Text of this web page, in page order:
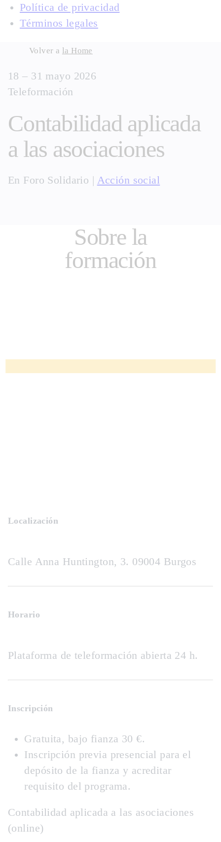
Política de privacidad
Términos legales
content
Volver a la Home
18 – 31 mayo 2026
Teleformación
Contabilidad aplicada
a las asociaciones
En Foro Solidario | Acción social
Sobre la
formación
Localización
Calle Anna Huntington, 3. 09004 Burgos
Horario
Plataforma de teleformación abierta 24 h.
Inscripción
Gratuita, bajo fianza 30 €.
Inscripción previa presencial para el
depósito de la fianza y acreditar
requisito del programa.
Contabilidad aplicada a las asociaciones
(online)